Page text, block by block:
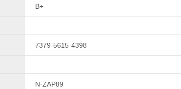
B+
7379-5615-4398
N-ZAP89